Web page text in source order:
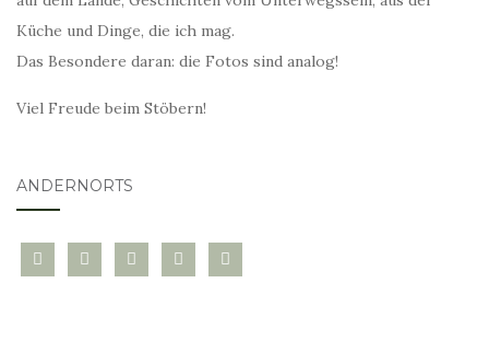
Küche und Dinge, die ich mag.
Das Besondere daran: die Fotos sind analog!
Viel Freude beim Stöbern!
ANDERNORTS
bloglovininstagramtwitter pinterest
mail